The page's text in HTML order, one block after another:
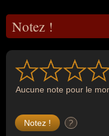
Notez !
Aucune note pour le
?